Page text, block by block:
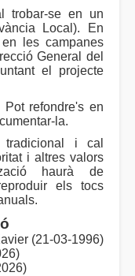
trobar-se en un
Local). En
les campanes
General del
el projecte
Pot refondre's en
la.
i cal
i altres valors
haurà de
els tocs
(21-03-1996)